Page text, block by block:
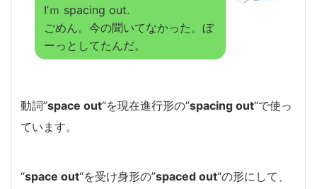
I’ｍ spacing out.
ごめん。今の聞いてなかった。ぼ
ーっとしてたんだ。
動詞”space out“を現在進行形の”spacing out“で使っ
ています。
“space out“を受け身形の”spaced out“の形にして、